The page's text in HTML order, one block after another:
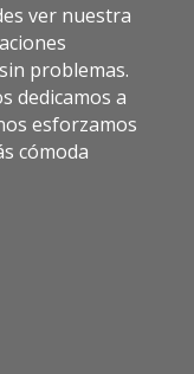
ver nuestra
problemas.
dedicamos a
esforzamos
cómoda